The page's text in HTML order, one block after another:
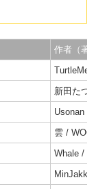
作者（著
TurtleMe
新田たつ
Usonan /
雲 /
Whale /
MinJakk